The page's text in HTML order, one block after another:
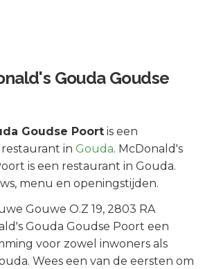
Gouda Goudse
Goudse Poort is een
restaurant in Gouda. McDonald's
is een restaurant in Gouda.
menu en openingstijden.
Gouwe O.Z 19, 2803 RA
Gouda Goudse Poort een
voor zowel inwoners als
. Wees een van de eersten om